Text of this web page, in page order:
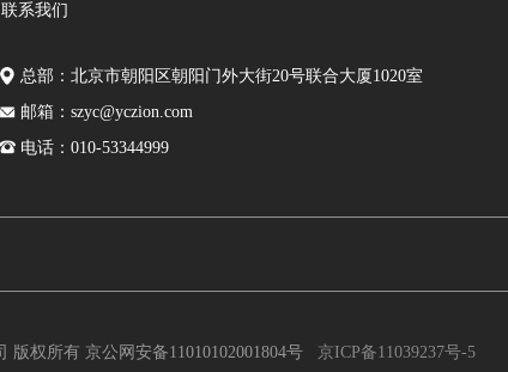
联系我们
总部：北京市朝阳区朝阳门外大街20号联合大厦1020室
邮箱：szyc@yczion.com
电话：010-53344999
版权所有 京公网安备11010102001804号 京ICP备11039237号-5